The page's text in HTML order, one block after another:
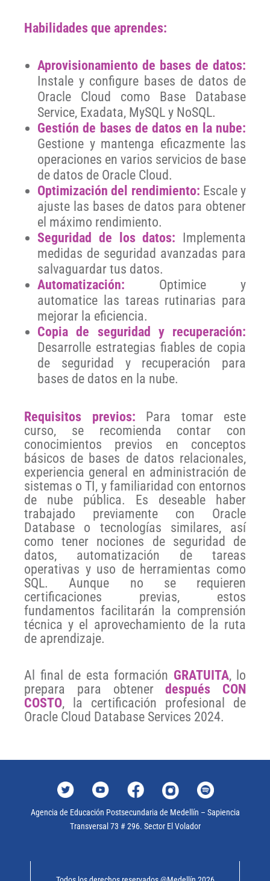
Habilidades que aprendes:
Aprovisionamiento de bases de datos:
Instale y configure bases de datos de
Oracle Cloud como Base Database
Service, Exadata, MySQL y NoSQL.
Gestión de bases de datos en la nube:
Gestione y mantenga eficazmente las
operaciones en varios servicios de base
de datos de Oracle Cloud.
Optimización del rendimiento: Escale y
ajuste las bases de datos para obtener
el máximo rendimiento.
Seguridad de los datos: Implementa
medidas de seguridad avanzadas para
salvaguardar tus datos.
Automatización: Optimice y
automatice las tareas rutinarias para
mejorar la eficiencia.
Copia de seguridad y recuperación:
Desarrolle estrategias fiables de copia
de seguridad y recuperación para
bases de datos en la nube.
Requisitos previos: Para tomar este
curso, se recomienda contar con
conocimientos previos en conceptos
básicos de bases de datos relacionales,
experiencia general en administración de
sistemas o TI, y familiaridad con entornos
de nube pública. Es deseable haber
trabajado previamente con Oracle
Database o tecnologías similares, así
como tener nociones de seguridad de
datos, automatización de tareas
operativas y uso de herramientas como
SQL. Aunque no se requieren
certificaciones previas, estos
fundamentos facilitarán la comprensión
técnica y el aprovechamiento de la ruta
de aprendizaje.
Al final de esta formación GRATUITA, lo
prepara para obtenerdespués CON
COSTO, la certificación profesional de
Oracle Cloud Database Services 2024.
Agencia de Educación Postsecundaria de Medellín – Sapiencia
Transversal 73 # 296. Sector El Volador